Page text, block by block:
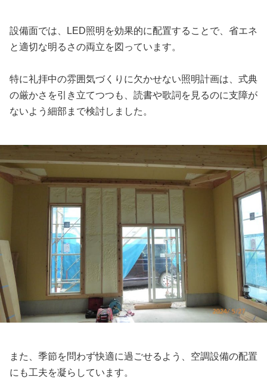
設備面では、LED照明を効果的に配置することで、省エネ
と適切な明るさの両立を図っています。
特に礼拝中の雰囲気づくりに欠かせない照明計画は、式典
の厳かさを引き立てつつも、読書や歌詞を見るのに支障が
ないよう細部まで検討しました。
また、季節を問わず快適に過ごせるよう、空調設備の配置
にも工夫を凝らしています。